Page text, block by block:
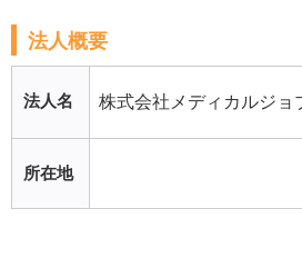
法人概要
法人名 株式会社メディカルジョ
所在地